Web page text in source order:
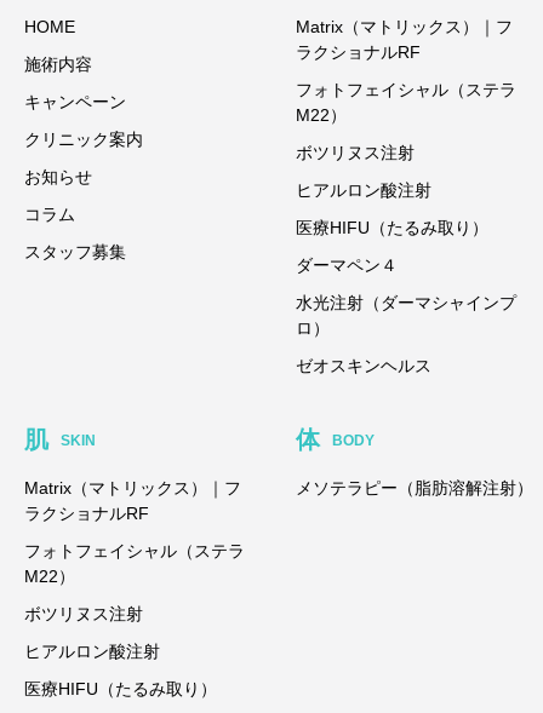
HOME
施術内容
キャンペーン
クリニック案内
お知らせ
コラム
スタッフ募集
Matrix（マトリックス）｜フ
ラクショナルRF
フォトフェイシャル（ステラ
M22）
ボツリヌス注射
ヒアルロン酸注射
医療HIFU（たるみ取り）
ダーマペン４
水光注射（ダーマシャインプ
ロ）
ゼオスキンヘルス
肌 SKIN
Matrix（マトリックス）｜フ
ラクショナルRF
フォトフェイシャル（ステラ
M22）
ボツリヌス注射
ヒアルロン酸注射
医療HIFU（たるみ取り）
体 BODY
メソテラピー（脂肪溶解注射）